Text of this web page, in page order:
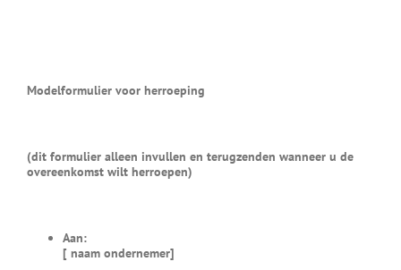
Modelformulier voor herroeping
(dit formulier alleen invullen en terugzenden wanneer u de
overeenkomst wilt herroepen)
Aan:
[ naam ondernemer]